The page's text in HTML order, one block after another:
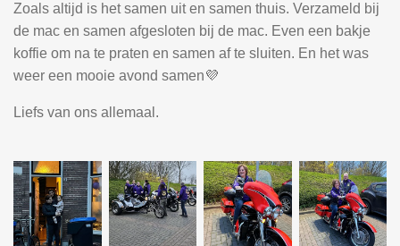
Zoals altijd is het samen uit en samen thuis. Verzameld bij
de mac en samen afgesloten bij de mac. Even een bakje
koffie om na te praten en samen af te sluiten. En het was
weer een mooie avond samen💜
Liefs van ons allemaal.